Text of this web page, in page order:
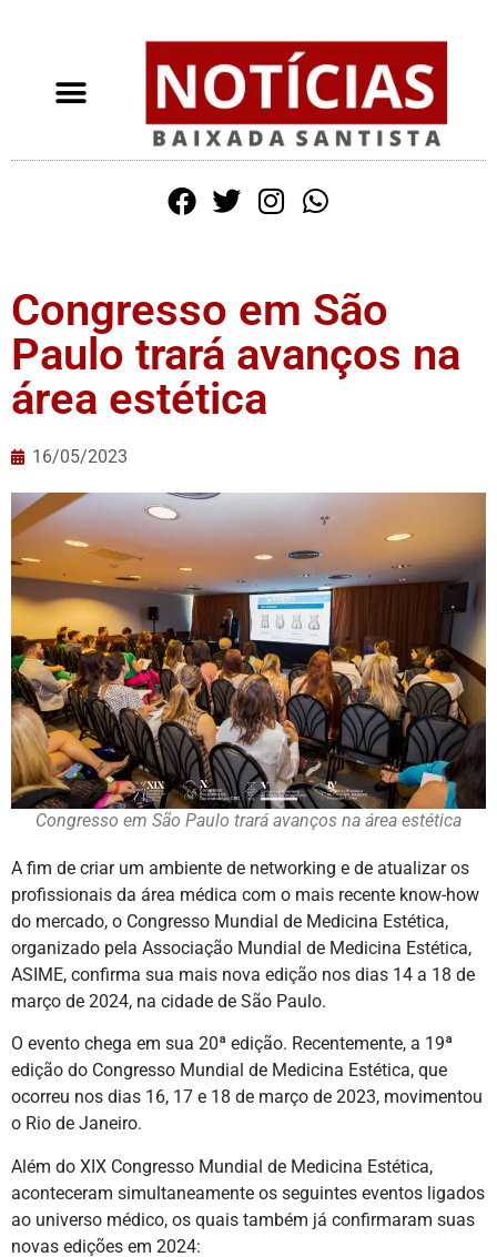
Congresso em São
Paulo trará avanços na
área estética
16/05/2023
Congresso em São Paulo trará avanços na área estética
A fim de criar um ambiente de networking e de atualizar os
profissionais da área médica com o mais recente know-how
do mercado, o Congresso Mundial de Medicina Estética,
organizado pela Associação Mundial de Medicina Estética,
ASIME, confirma sua mais nova edição nos dias 14 a 18 de
março de 2024, na cidade de São Paulo.
O evento chega em sua 20ª edição. Recentemente, a 19ª
edição do Congresso Mundial de Medicina Estética, que
ocorreu nos dias 16, 17 e 18 de março de 2023, movimentou
o Rio de Janeiro.
Além do XIX Congresso Mundial de Medicina Estética,
aconteceram simultaneamente os seguintes eventos ligados
ao universo médico, os quais também já confirmaram suas
novas edições em 2024: